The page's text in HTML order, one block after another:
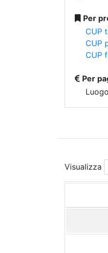
Per
CUP
CUP
CUP
Per
Visualizza